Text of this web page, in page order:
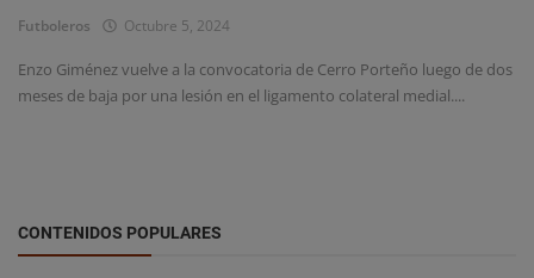
Futboleros Octubre 5, 2024
Enzo Giménez vuelve a la convocatoria de Cerro Porteño luego de dos
meses de baja por una lesión en el ligamento colateral medial....
CONTENIDOS POPULARES